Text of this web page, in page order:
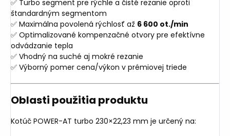
✅ Turbo segment pre rýchle a čisté rezanie oproti
štandardným segmentom
✅ Maximálna povolená rýchlosť až 6 600 ot./min
✅ Optimalizované kompenzačné otvory pre efektívne
odvádzanie tepla
✅ Vhodný na suché aj mokré rezanie
✅ Výborný pomer cena/výkon v prémiovej triede
Oblasti použitia produktu
Kotúč POWER-AT turbo 230×22,23 mm je určený na: